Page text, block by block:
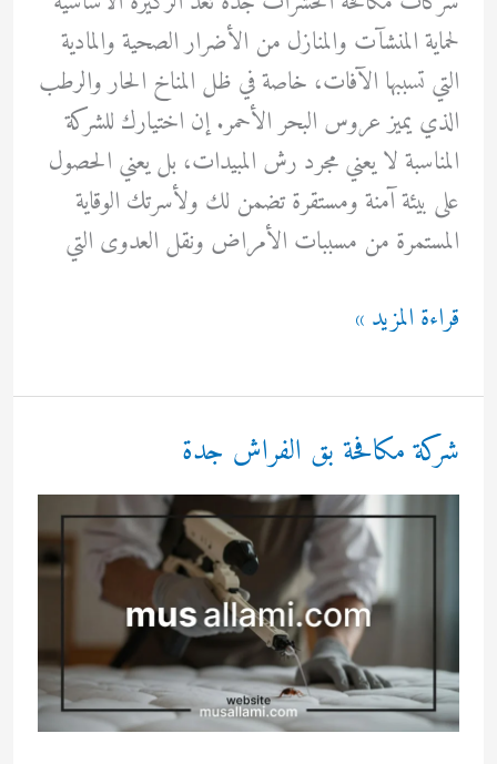
لحماية المنشآت والمنازل من الأضرار الصحية والمادية
التي تسببها الآفات، خاصة في ظل المناخ الحار والرطب
الذي يميز عروس البحر الأحمر. إن اختيارك للشركة
المناسبة لا يعني مجرد رش المبيدات، بل يعني الحصول
على بيئة آمنة ومستقرة تضمن لك ولأسرتك الوقاية
المستمرة من مسببات الأمراض ونقل العدوى التي
شركات
الحشرات
جدة
قراءة المزيد »
شركة مكافحة بق الفراش جدة